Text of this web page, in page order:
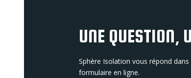
UNE QUESTION,
Sphère Isolation vous répond
formulaire en ligne.